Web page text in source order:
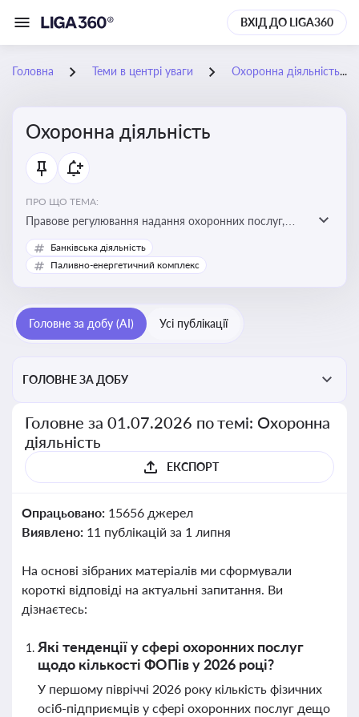
ВХІД ДО LIGA360
Головна Теми в центрі уваги Охоронна діяльність
Охоронна діяльність
ПРО ЩО ТЕМА:
Правове регулювання надання охоронних послуг,
вимоги до ліцензування, персоналу, технічних засобів
охорони та організації пультової й фізичної охорони
Банківська діяльність
Паливно-енергетичний комплекс
Головне за добу (AI) Усі публікації
ГОЛОВНЕ ЗА ДОБУ
Головне за 01.07.2026 по темі: Охоронна
діяльність
ЕКСПОРТ
Опрацьовано: 15656 джерел
Виявлено: 11 публікацій за 1 липня
На основі зібраних матеріалів ми сформували
короткі відповіді на актуальні запитання. Ви
дізнаєтесь:
Які тенденції у сфері охоронних послуг
щодо кількості ФОПів у 2026 році?
У першому півріччі 2026 року кількість фізичних
осіб-підприємців у сфері охоронних послуг дещо